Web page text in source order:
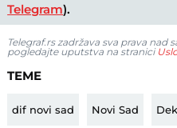
Telegram).
Telegraf.rs zadržava sva prava nad
pogledajte uputstva na stranici
TEME
dif novi sad Novi Sad